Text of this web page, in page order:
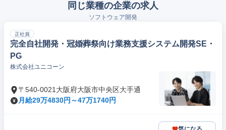
同じ業種の企業の求人
ソフトウェア開発
正社員
完全自社開発・冠婚葬祭向け業務支援システム開発SE・
PG
株式会社ユニコーン
〒540-0021大阪府大阪市中央区大手通
月給29万4830円～47万1740円